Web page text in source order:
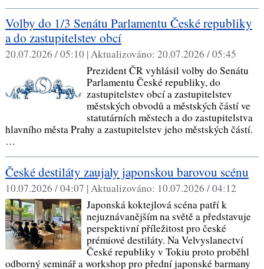
Volby do 1/3 Senátu Parlamentu České republiky
a do zastupitelstev obcí
20.07.2026 / 05:10 |Aktualizováno: 20.07.2026 / 05:45
Prezident ČR vyhlásil volby do Senátu
Parlamentu České republiky, do
zastupitelstev obcí a zastupitelstev
městských obvodů a městských částí ve
statutárních městech a do zastupitelstva
hlavního města Prahy a zastupitelstev jeho městských částí.
…
České destiláty zaujaly japonskou barovou scénu
10.07.2026 / 04:07 |Aktualizováno: 10.07.2026 / 04:12
Japonská koktejlová scéna patří k
nejuznávanějším na světě a představuje
perspektivní příležitost pro české
prémiové destiláty. Na Velvyslanectví
České republiky v Tokiu proto proběhl
odborný seminář a workshop pro přední japonské barmany